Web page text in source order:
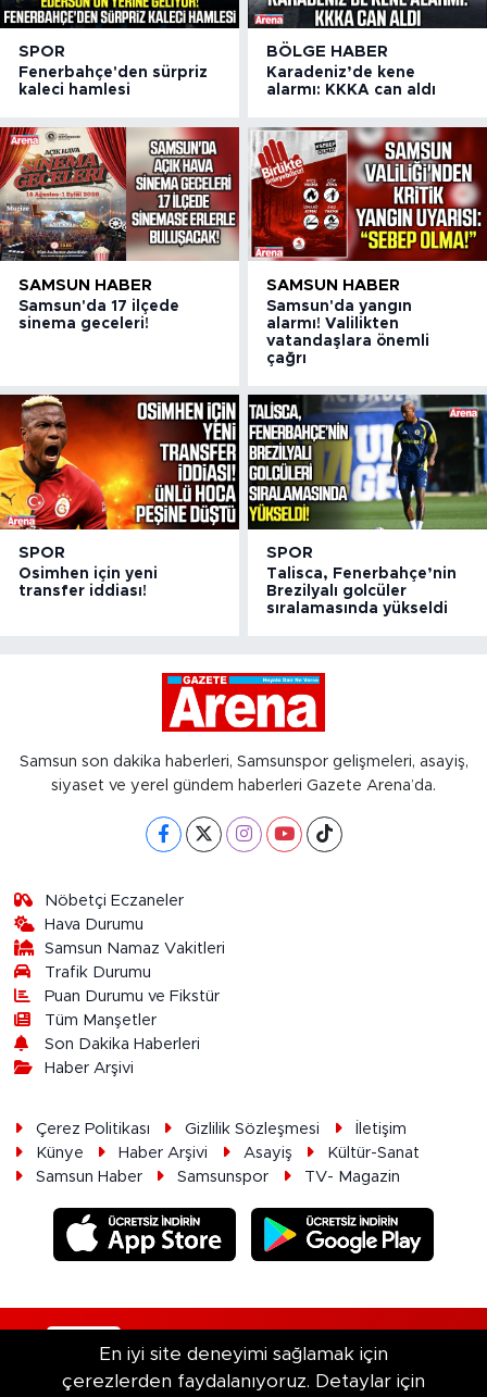
SPOR
Fenerbahçe'den sürpriz
kaleci hamlesi
BÖLGE HABER
Karadeniz’de kene
alarmı: KKKA can aldı
SAMSUN HABER
Samsun'da 17 ilçede
sinema geceleri!
SAMSUN HABER
Samsun'da yangın
alarmı! Valilikten
vatandaşlara önemli
çağrı
SPOR
Osimhen için yeni
transfer iddiası!
SPOR
Talisca, Fenerbahçe’nin
Brezilyalı golcüler
sıralamasında yükseldi
Samsun son dakika haberleri, Samsunspor gelişmeleri, asayiş,
siyaset ve yerel gündem haberleri Gazete Arena’da.
Nöbetçi Eczaneler
Hava Durumu
Samsun Namaz Vakitleri
Trafik Durumu
Puan Durumu ve Fikstür
Tüm Manşetler
Son Dakika Haberleri
Haber Arşivi
Çerez Politikası Gizlilik Sözleşmesi
İletişim
Künye
Haber Arşivi Asayiş
Kültür-Sanat
Samsun Haber
Samsunspor TV- Magazin
RSS Copyright © 2026. Her hakkı saklıdır.
En iyi site deneyimi sağlamak için
çerezlerden faydalanıyoruz. Detaylar için